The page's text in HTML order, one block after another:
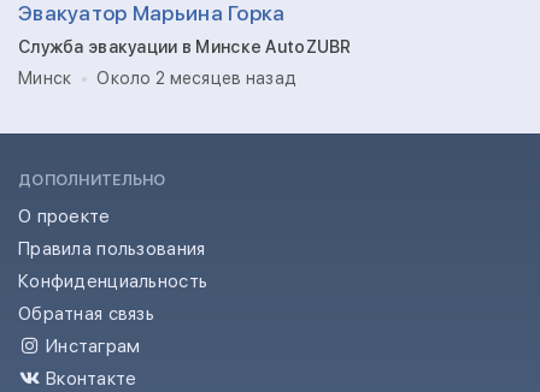
Эвакуатор Марьина Горка
Служба эвакуации в Минске AutoZUBR
Минск
Около 2 месяцев назад
ДОПОЛНИТЕЛЬНО
О проекте
Правила пользования
Конфиденциальность
Обратная связь
Инстаграм
Вконтакте